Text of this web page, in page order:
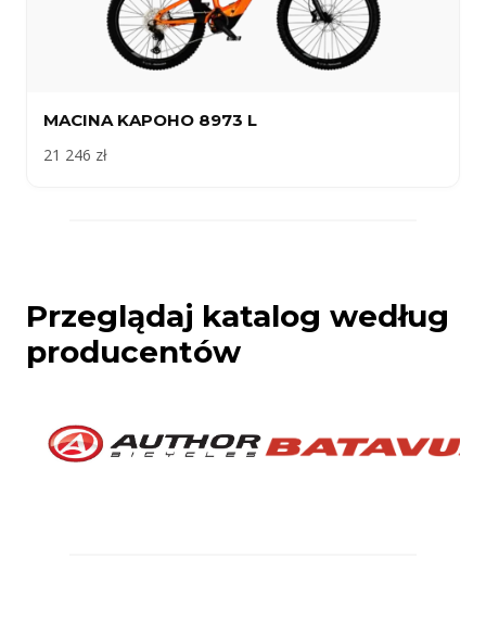
MACINA KAPOHO 8973 L
21 246 zł
Przeglądaj katalog według
producentów